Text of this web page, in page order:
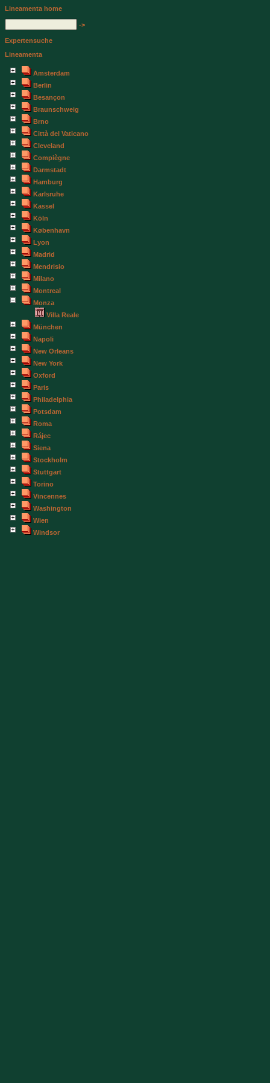
Lineamenta home
->
Expertensuche
Lineamenta
Amsterdam
Berlin
Besançon
Braunschweig
Brno
Città del Vaticano
Cleveland
Compiègne
Darmstadt
Hamburg
Karlsruhe
Kassel
Köln
København
Lyon
Madrid
Mendrisio
Milano
Montreal
Monza
Villa Reale
München
Napoli
New Orleans
New York
Oxford
Paris
Philadelphia
Potsdam
Roma
Rájec
Siena
Stockholm
Stuttgart
Torino
Vincennes
Washington
Wien
Windsor